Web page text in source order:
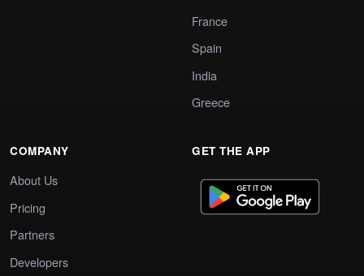
France
Spain
India
Greece
COMPANY
About Us
Pricing
Partners
Developers
GET THE APP